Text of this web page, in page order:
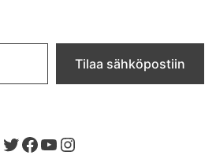
Tilaa sähköpostiin
Twitter
Facebook
YouTube
Instagram